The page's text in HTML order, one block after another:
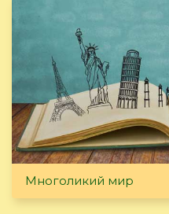
Многоликий мир